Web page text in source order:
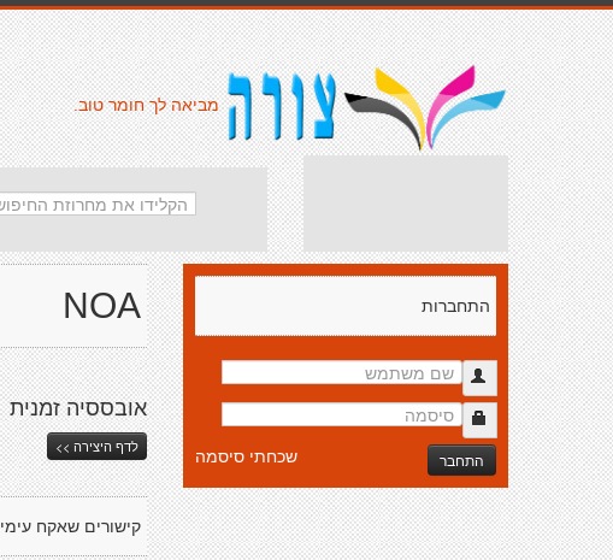
מביאה לך חומר טוב.
NOA
אובססיה זמנית
לדף היצירה >>
קישורים שאקח עימי
התחברות
התחבר שכחתי סיסמה